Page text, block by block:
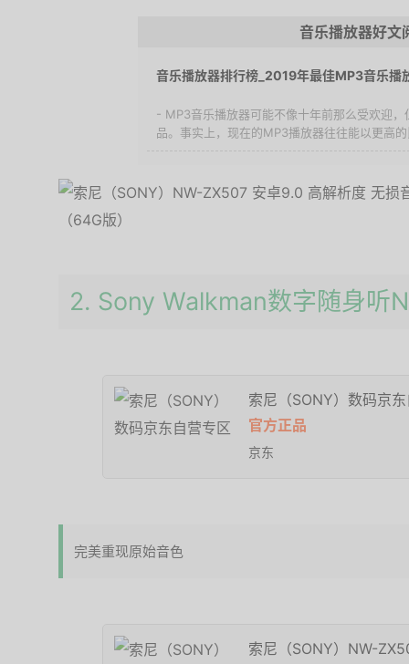
音乐播放器好文
音乐播放器排行榜_2019年最佳MP3音乐播
- MP3音乐播放器可能不像十年前那么受欢迎
品。事实上，现在的MP3播放器往往能以更高
2. Sony Walkman数字随身听
索尼（SONY）数码京
官方正品
京东
完美重现原始音色
索尼（SONY）NW-